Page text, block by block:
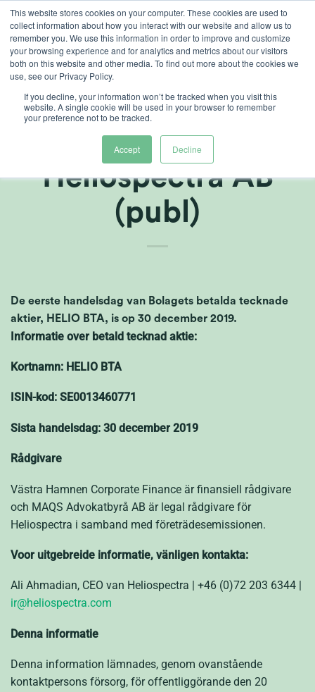
This website stores cookies on your computer. These cookies are used to
collect information about how you interact with our website and allow us to
remember you. We use this information in order to improve and customize
your browsing experience and for analytics and metrics about our visitors
both on this website and other media. To find out more about the cookies we
use, see our Privacy Policy.
If you decline, your information won’t be tracked when you visit this
website. A single cookie will be used in your browser to remember
your preference not to be tracked.
Accept Decline
Ga
naar
inhoud
Laatste dag voor
handel met BTA i
Heliospectra AB
(publ)
De eerste handelsdag van Bolagets betalda tecknade
aktier, HELIO BTA, is op 30 december 2019.
Informatie over betald tecknad aktie:
Kortnamn: HELIO BTA
ISIN-kod: SE0013460771
Sista handelsdag: 30 december 2019
Rådgivare
Västra Hamnen Corporate Finance är finansiell rådgivare
och MAQS Advokatbyrå AB är legal rådgivare för
Heliospectra i samband med företrädesemissionen.
Voor uitgebreide informatie, vänligen kontakta:
Ali Ahmadian, CEO van Heliospectra | +46 (0)72 203 6344 |
ir@heliospectra.com
Denna informatie
Denna information lämnades, genom ovanstående
kontaktpersons försorg, för offentliggörande den 20